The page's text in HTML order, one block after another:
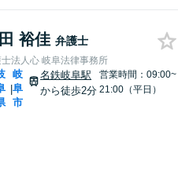
裕佳 弁護士
法人心 岐阜法律事務所
|
岐
阜
市
名鉄岐阜駅
から徒歩2分
営業時間：09:00~
21:00（平日）